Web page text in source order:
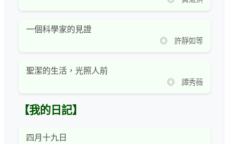
一個科學家的見證
◎ 許靜如等
聖潔的生活，光照人前
◎ 譚秀薇
【我的日記】
四月十九日